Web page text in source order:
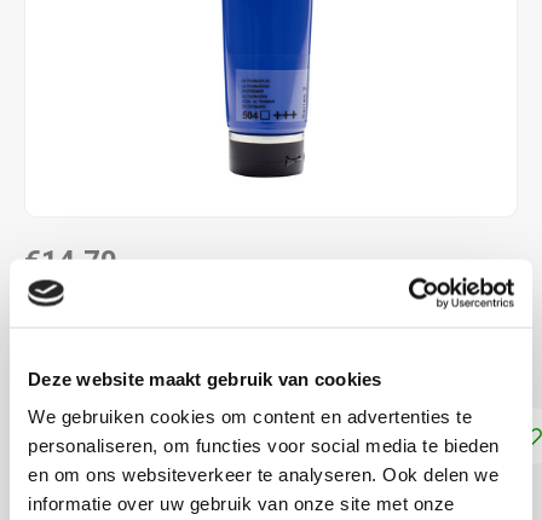
Deze website maakt gebruik van cookies
We gebruiken cookies om content en advertenties te
personaliseren, om functies voor social media te bieden
en om ons websiteverkeer te analyseren. Ook delen we
informatie over uw gebruik van onze site met onze
€14,70
DIRECT LEVERBAAR
Ultramarijn 504 Lees meer
Toevoegen aan winkelwagen
DELEN: